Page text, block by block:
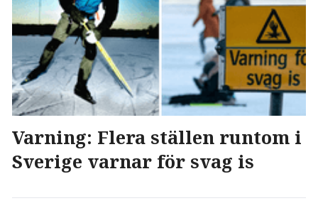
Varning: Flera ställen runtom i
Sverige varnar för svag is